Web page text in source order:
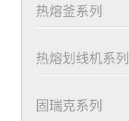
热熔釜系列
热熔划线机系列
固瑞克系列